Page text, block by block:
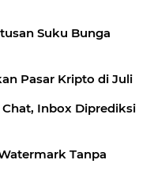
Suku Bunga
Pasar Kripto di Juli
Inbox Diprediksi
Tanpa